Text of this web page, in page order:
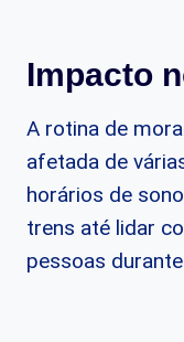
Impacto
A rotina de
afetada de
horários de
trens até lidar
pessoas